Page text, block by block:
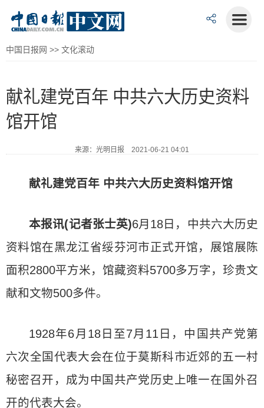
中国日报网 >> 文化滚动
献礼建党百年 中共六大历史资料
馆开馆
来源：光明日报 2021-06-21 04:01
献礼建党百年 中共六大历史资料馆开馆
本报讯(记者张士英)6月18日，中共六大历史
资料馆在黑龙江省绥芬河市正式开馆，展馆展陈
面积2800平方米，馆藏资料5700多万字，珍贵文
献和文物500多件。
1928年6月18日至7月11日，中国共产党第
六次全国代表大会在位于莫斯科市近郊的五一村
秘密召开，成为中国共产党历史上唯一在国外召
开的代表大会。